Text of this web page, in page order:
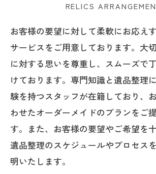
RELICS
お客様の要望に対して柔軟にお応え
サービスをご用意しております。大
に対する思いを尊重し、スムーズで
けております。専門知識と遺品整理
験を持つスタッフが在籍しており、
わせたオーダーメイドのプランをご
す。また、お客様の要望やご希望を
遺品整理のスケジュールやプロセス
明いたします。